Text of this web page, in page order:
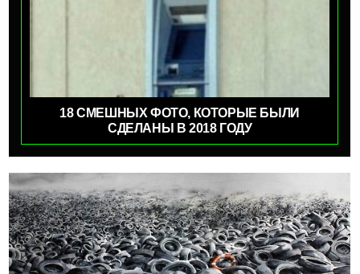
18 СМЕШНЫХ ФОТО, КОТОРЫЕ БЫЛИ
СДЕЛАНЫ В 2018 ГОДУ